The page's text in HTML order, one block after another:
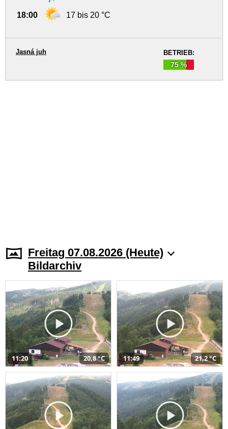
18:00 17 bis 20 °C
BETRIEB:
75 %
Jasná juh
Freitag 07.08.2026 (Heute)
Bildarchiv
11:20 20,8 °C 11:49 21,2 °C